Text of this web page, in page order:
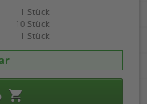
1 Stück
10 Stück
1 Stück